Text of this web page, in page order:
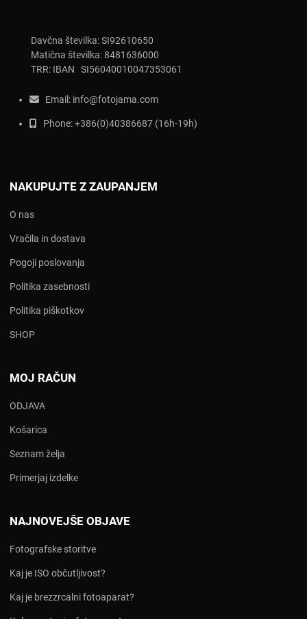
Davčna številka: SI92610650
Matična številka: 8481636000
TRR: IBAN SI56040010047353061
Email: info@fotojama.com
Phone:+386(0)40386687 (16h-19h)
NAKUPUJTE Z ZAUPANJEM
O nas
Vračila in dostava
Pogoji poslovanja
Politika zasebnosti
Politika piškotkov
SHOP
MOJ RAČUN
ODJAVA
Košarica
Seznam želja
Primerjaj izdelke
NAJNOVEJŠE OBJAVE
Fotografske storitve
Kaj je ISO občutljivost?
Kaj je brezzrcalni fotoaparat?